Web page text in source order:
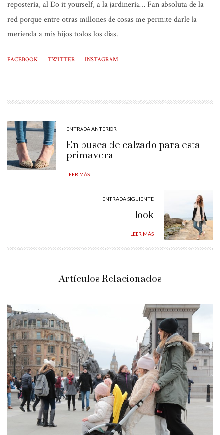
repostería, al Do it yourself, a la jardinería… Fan absoluta de la
red porque entre otras millones de cosas me permite darle la
merienda a mis hijos todos los días.
FACEBOOK TWITTER INSTAGRAM
ENTRADA ANTERIOR
En busca de calzado para esta
primavera
LEER MÁS
ENTRADA SIGUIENTE
look
LEER MÁS
Artículos Relacionados